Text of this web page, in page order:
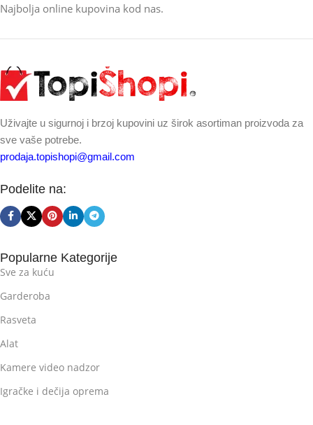
Najbolja online kupovina kod nas.
Uživajte u sigurnoj i brzoj kupovini uz širok asortiman proizvoda za
sve vaše potrebe.
prodaja.topishopi@gmail.com
Podelite na:
Popularne Kategorije
Sve za kuću
Garderoba
Rasveta
Alat
Kamere video nadzor
Igračke i dečija oprema